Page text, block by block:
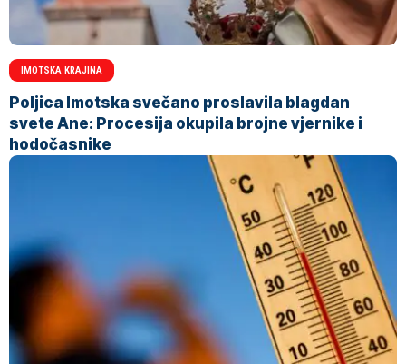
IMOTSKA KRAJINA
Poljica Imotska svečano proslavila blagdan
svete Ane: Procesija okupila brojne vjernike i
hodočasnike